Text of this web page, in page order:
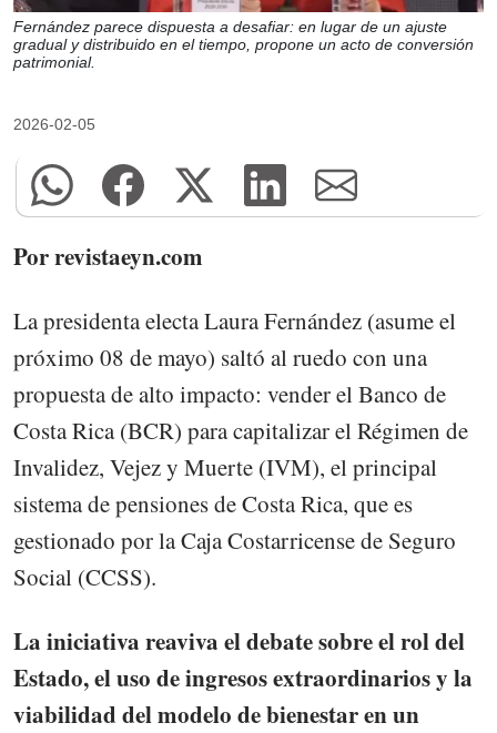
Fernández parece dispuesta a desafiar: en lugar de un ajuste
gradual y distribuido en el tiempo, propone un acto de conversión
patrimonial.
2026-02-05
Por revistaeyn.com
La presidenta electa Laura Fernández (asume el
próximo 08 de mayo) saltó al ruedo con una
propuesta de alto impacto: vender el Banco de
Costa Rica (BCR) para capitalizar el Régimen de
Invalidez, Vejez y Muerte (IVM), el principal
sistema de pensiones de Costa Rica, que es
gestionado por la Caja Costarricense de Seguro
Social (CCSS).
La iniciativa reaviva el debate sobre el rol del
Estado, el uso de ingresos extraordinarios y la
viabilidad del modelo de bienestar en un